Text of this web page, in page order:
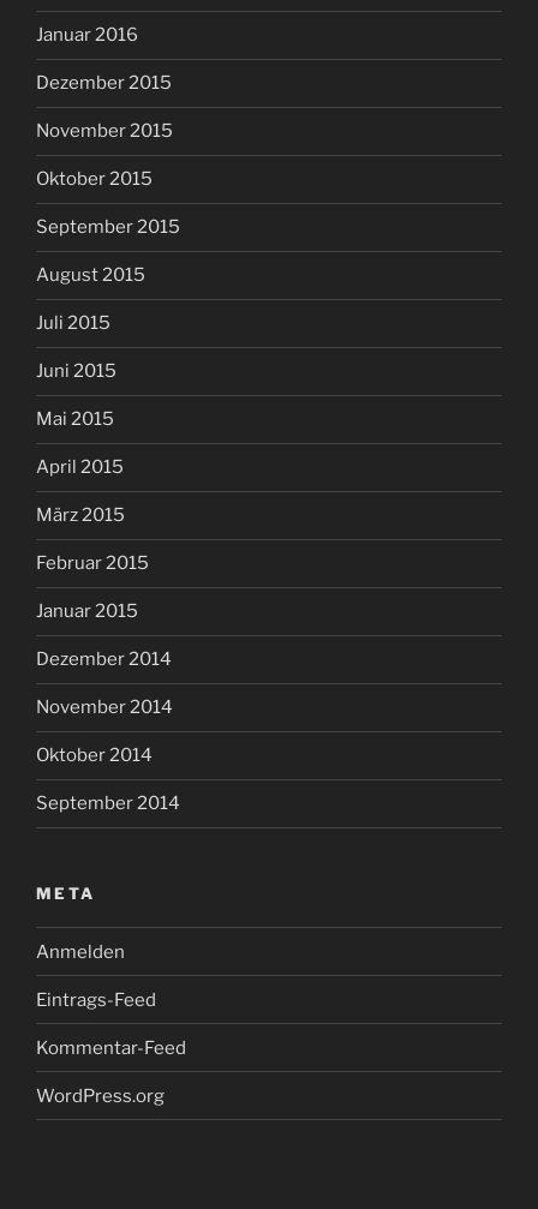
Januar 2016
Dezember 2015
November 2015
Oktober 2015
September 2015
August 2015
Juli 2015
Juni 2015
Mai 2015
April 2015
März 2015
Februar 2015
Januar 2015
Dezember 2014
November 2014
Oktober 2014
September 2014
META
Anmelden
Eintrags-Feed
Kommentar-Feed
WordPress.org